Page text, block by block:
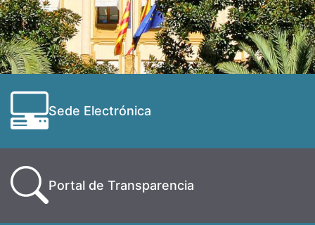
Sede Electrónica
Portal de Transparencia